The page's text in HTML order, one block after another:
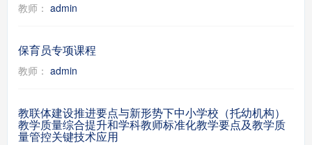
教师： admin
保育员专项课程
教师： admin
教联体建设推进要点与新形势下中小学校（托幼机构）
教学质量综合提升和学科教师标准化教学要点及教学质
量管控关键技术应用